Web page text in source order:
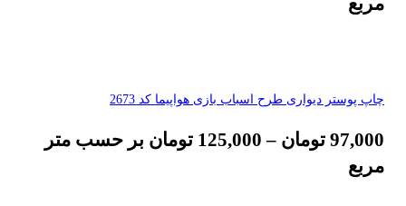
چاپ پوستر دیواری طرح اسباب بازی هواپیما کد 2673
97,000 تومان –
125,000 تومان بر حسب متر
مربع